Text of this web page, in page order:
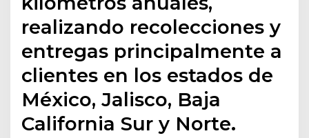
realizando recolecciones y
entregas principalmente a
clientes en los estados de
México, Jalisco, Baja
California Sur y Norte.